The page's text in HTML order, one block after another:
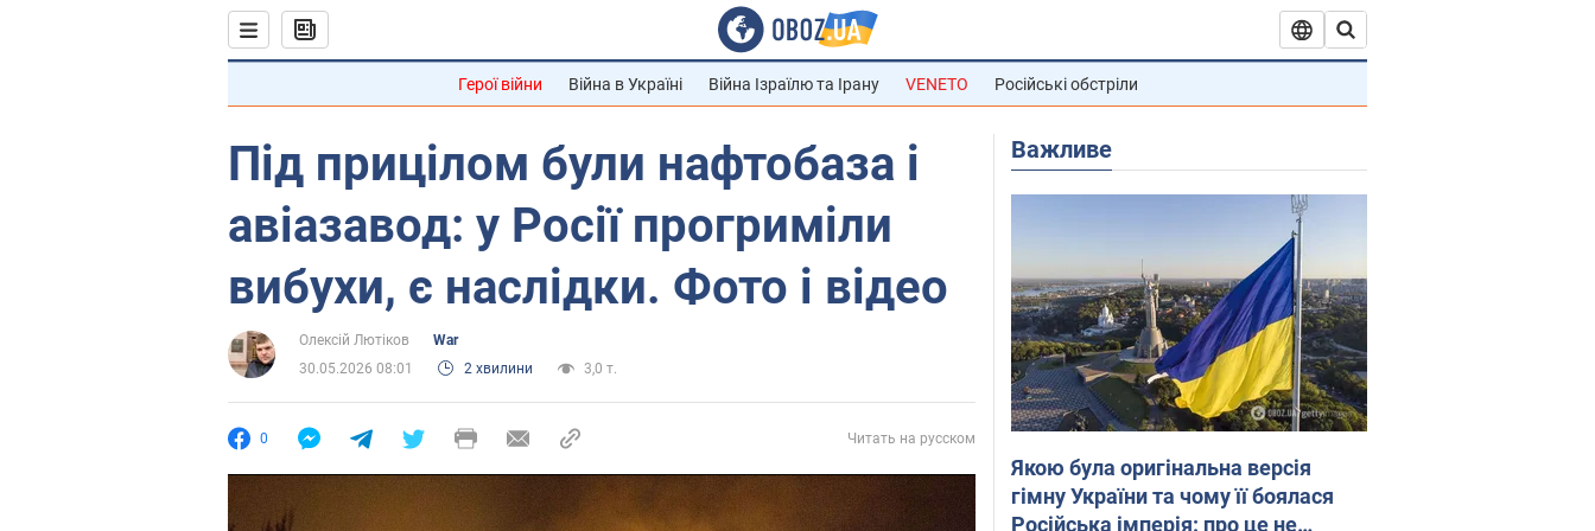
Герої війни Війна в Україні Війна Ізраїлю та Ірану VENETO Російські обстріли
Під прицілом були нафтобаза і
авіазавод: у Росії прогриміли
вибухи, є наслідки. Фото і відео
Олексій Лютіков
War
30.05.2026 08:01
2 хвилини 3,0 т.
0 Читать на русском
Важливе
Якою була оригінальна версія
гімну України та чому її боялася
Російська імперія: про це не